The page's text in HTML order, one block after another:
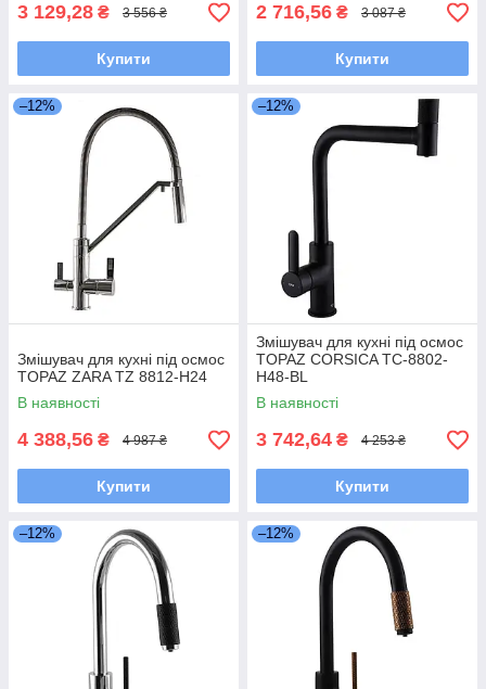
3 129,28 ₴ 3 556 ₴
Купити
2 716,56 ₴ 3 087 ₴
Купити
–12%
Змішувач для кухні під осмос
TOPAZ ZARA TZ 8812-H24
В наявності
4 388,56 ₴ 4 987 ₴
Купити
–12%
Змішувач для кухні під осмос
TOPAZ CORSICA TC-8802-
H48-BL
В наявності
3 742,64 ₴ 4 253 ₴
Купити
–12% –12%